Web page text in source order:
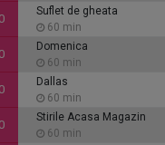
Suflet de gheata
60 min
Domenica
60 min
Dallas
60 min
Stirile Acasa Magazin
60 min